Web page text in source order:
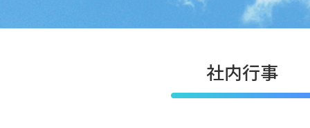
社内行事